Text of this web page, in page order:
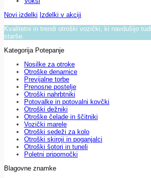
Novi izdelki Izdelki v akciji
Kvalitetni in trendi otroški vozički, ki navdušijo
starše.
Kategorija Potepanje
Nosilke za otroke
Otroške denarnice
Previjalne torbe
Prenosne postelje
Otroški nahrbtniki
Potovalke in potovalni kovčki
Otroški dežniki
Otroške čelade in ščitniki
Vozički marele
Otroški sedeži za kolo
Otroški skiroji in poganjalci
Otroški šotori in tuneli
Poletni pripomočki
Blagovne znamke